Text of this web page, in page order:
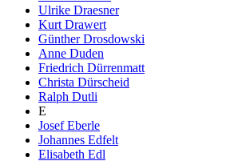
Ulrike Draesner
Kurt Drawert
Günther Drosdowski
Anne Duden
Friedrich Dürrenmatt
Christa Dürscheid
Ralph Dutli
E
Josef Eberle
Johannes Edfelt
Elisabeth Edl